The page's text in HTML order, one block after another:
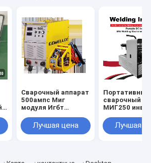
Сварочный аппарат
500ампс Миг
модуля Игбт
индустрии Миг500и
трехфазный
Лучшая цена
Портативный
сварочный
МИГ250
домашней
Лучшая